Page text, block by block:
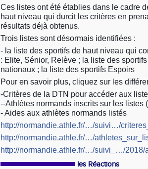
Ces listes ont été établies dans le cadre
haut niveau qui durcit les critères en
résultats déjà obtenus.
Trois listes sont désormais identifiées :
- la liste des sportifs de haut niveau qui
: Elite, Sénior, Relève ; la liste des
nationaux ; la liste des sportifs Espoirs
Pour en savoir plus, cliquez sur les
-Critères de la DTN pour accéder aux
--Athlètes normands inscrits sur les listes
- Aides aux athlètes normands listés
http://normandie.athle.fr/…/suivi…/
http://normandie.athle.fr/…/
http://normandie.athle.fr/…/suivi_…/2018/
les Réactions